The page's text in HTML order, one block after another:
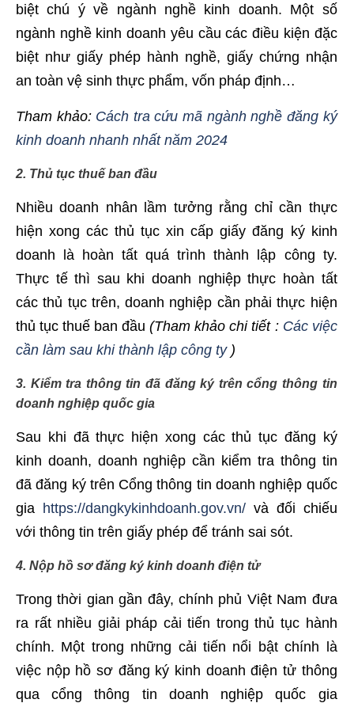
biệt chú ý về ngành nghề kinh doanh. Một số
ngành nghề kinh doanh yêu cầu các điều kiện đặc
biệt như giấy phép hành nghề, giấy chứng nhận
an toàn vệ sinh thực phẩm, vốn pháp định…
Tham khảo: Cách tra cứu mã ngành nghề đăng ký
kinh doanh nhanh nhất năm 2024
2. Thủ tục thuế ban đầu
Nhiều doanh nhân lầm tưởng rằng chỉ cần thực
hiện xong các thủ tục xin cấp giấy đăng ký kinh
doanh là hoàn tất quá trình thành lập công ty.
Thực tế thì sau khi doanh nghiệp thực hoàn tất
các thủ tục trên, doanh nghiệp cần phải thực hiện
thủ tục thuế ban đầu(Tham khảo chi tiết : Các việc
cần làm sau khi thành lập công ty)
3. Kiểm tra thông tin đã đăng ký trên cổng thông tin
doanh nghiệp quốc gia
Sau khi đã thực hiện xong các thủ tục đăng ký
kinh doanh, doanh nghiệp cần kiểm tra thông tin
đã đăng ký trên Cổng thông tin doanh nghiệp quốc
gia https://dangkykinhdoanh.gov.vn/và đối chiếu
với thông tin trên giấy phép để tránh sai sót.
4. Nộp hồ sơ đăng ký kinh doanh điện tử
Trong thời gian gần đây, chính phủ Việt Nam đưa
ra rất nhiều giải pháp cải tiến trong thủ tục hành
chính. Một trong những cải tiến nổi bật chính là
việc nộp hồ sơ đăng ký kinh doanh điện tử thông
qua cổng thông tin doanh nghiệp quốc gia